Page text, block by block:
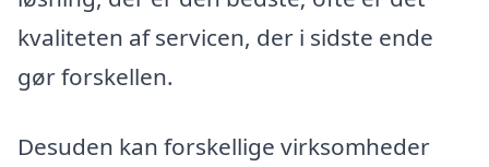
kvaliteten af servicen, der i sidste ende
gør forskellen.
Desuden kan forskellige virksomheder